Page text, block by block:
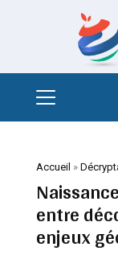
Accueil »
entre
enjeux